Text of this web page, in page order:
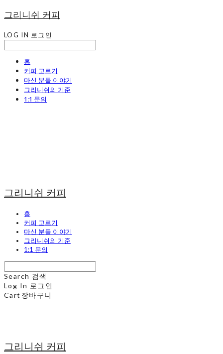
그리니쉬 커피
LOG IN 로그인
홈
커피 고르기
마신 분들 이야기
그리니쉬의 기준
1:1 문의
그리니쉬 커피
홈
커피 고르기
마신 분들 이야기
그리니쉬의 기준
1:1 문의
Search 검색
Log In 로그인
Cart 장바구니
그리니쉬 커피